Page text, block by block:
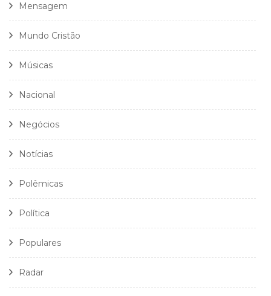
Mensagem
Mundo Cristão
Músicas
Nacional
Negócios
Notícias
Polêmicas
Política
Populares
Radar